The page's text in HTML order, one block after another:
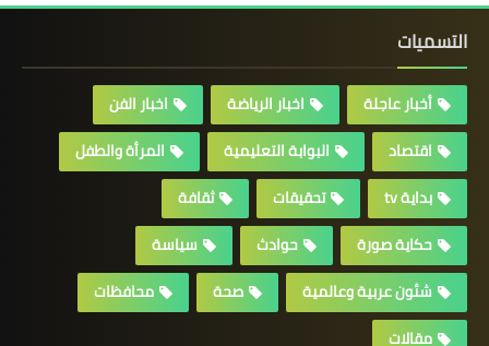
التسميات
أخبار عاجلة اخبار الرياضة
اخبار الفن
اقتصاد
البوابة التعليمية
المرأة والطفل
بداية tv
تحقيقات
ثقافة
حكاية صورة
حوادث
سياسة
شئون عربية وعالمية
صحة
محافظات
مقالات